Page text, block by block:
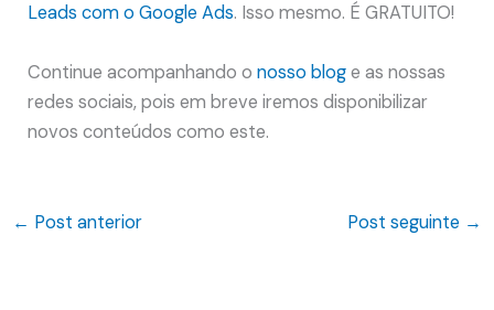
Leads com o Google Ads. Isso mesmo. É GRATUITO!
Continue acompanhando onosso bloge as nossas
redes sociais, pois em breve iremos disponibilizar
novos conteúdos como este.
← Post anterior Post seguinte →